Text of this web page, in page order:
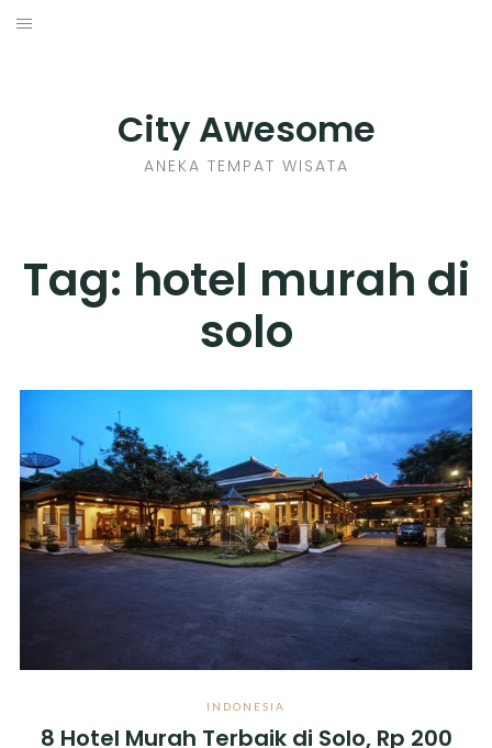
Skip
City Awesome
ANEKA TEMPAT WISATA
Tag: hotel murah di
solo
INDONESIA
8 Hotel Murah Terbaik di Solo, Rp 200
SENI KERAJINAN